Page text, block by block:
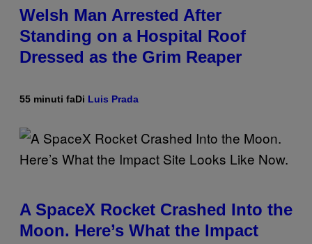
Welsh Man Arrested After
Standing on a Hospital Roof
Dressed as the Grim Reaper
55 minuti faDi Luis Prada
A SpaceX Rocket Crashed Into the
Moon. Here’s What the Impact